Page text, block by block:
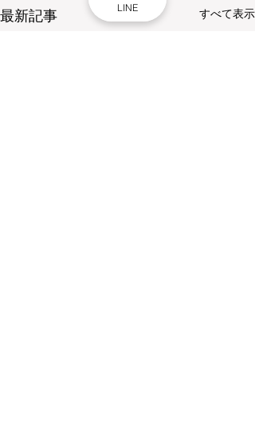
最新記事 すべて表示
LINE